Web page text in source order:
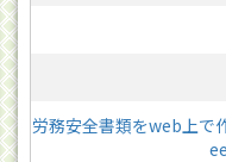
労務安全書類をweb上で